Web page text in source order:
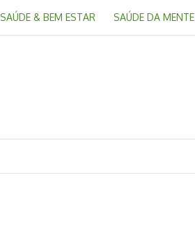
SAÚDE & BEM ESTAR SAÚDE DA MENTE